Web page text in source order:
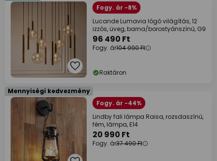
Fogy. ár -8%
Lucande Lumavia lógó világítás, 12
izzós, üveg, barna/borostyánszínű, G9
96 490 Ft
Fogy. ár104 990 Ft
Raktáron
Mennyiségi kedvezmény
Fogy. ár -44%
Lindby fali lámpa Raisa, rozsdaszínű,
fém, lámpa, E14
20 990 Ft
Fogy. ár37 490 Ft